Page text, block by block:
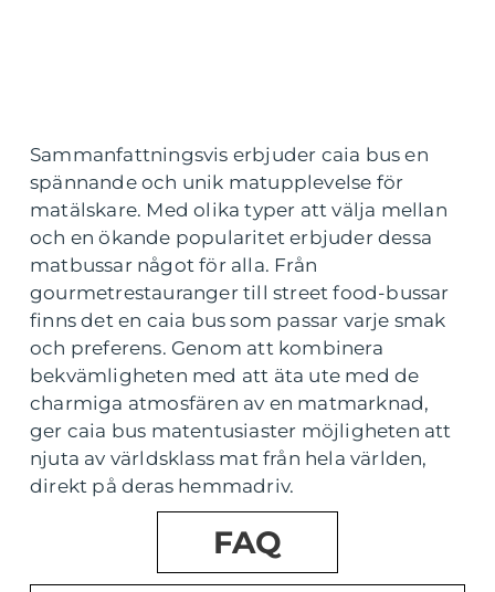
Sammanfattningsvis erbjuder caia bus en
spännande och unik matupplevelse för
matälskare. Med olika typer att välja mellan
och en ökande popularitet erbjuder dessa
matbussar något för alla. Från
gourmetrestauranger till street food-bussar
finns det en caia bus som passar varje smak
och preferens. Genom att kombinera
bekvämligheten med att äta ute med de
charmiga atmosfären av en matmarknad,
ger caia bus matentusiaster möjligheten att
njuta av världsklass mat från hela världen,
direkt på deras hemmadriv.
FAQ